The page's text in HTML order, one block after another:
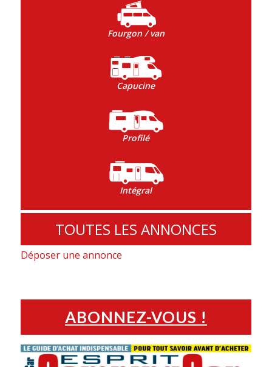
Fourgon / van
Capucine
Profilé
Intégral
TOUTES LES ANNONCES
Déposer une annonce
ABONNEZ-VOUS !